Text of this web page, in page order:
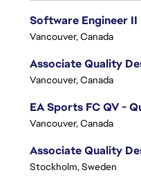
Vancouver, Canada
Associate Quality
Vancouver, Canada
Vancouver, Canada
Stockholm, Sweden